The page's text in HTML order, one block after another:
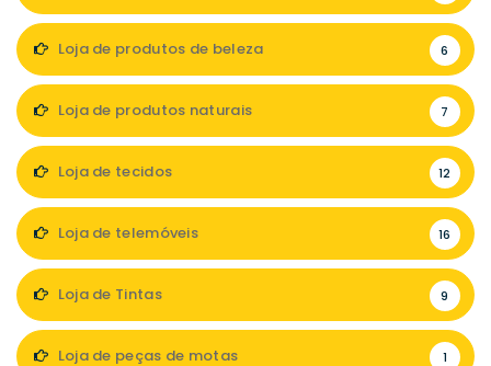
Loja de produtos de beleza 6
Loja de produtos naturais 7
Loja de tecidos 12
Loja de telemóveis 16
Loja de Tintas 9
Loja de peças de motas 1